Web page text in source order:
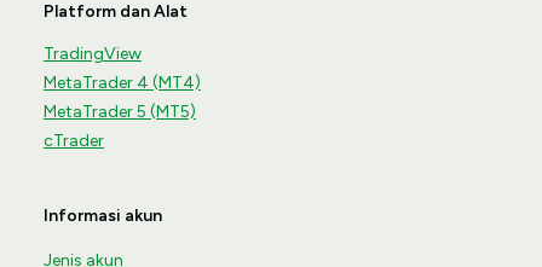
Platform dan Alat
TradingView
MetaTrader 4 (MT4)
MetaTrader 5 (MT5)
cTrader
Informasi akun
Jenis akun